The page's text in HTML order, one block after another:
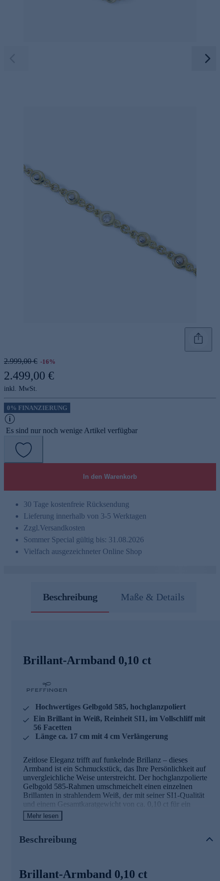
2.999,00 € -16%
2.499,00 €
inkl. MwSt.
0% FINANZIERUNG
Es sind nur noch wenige Artikel verfügbar
In den Warenkorb
30 Tage kostenfreie Rücksendung
Lieferung innerhalb von 3-5 Werktagen
Zzgl.Versandkosten
Sommer Special gültig bis: 31.08.2026
Vielfach ausgezeichneter Online Shop
Beschreibung Maße & Details
Brillant-Armband 0,10 ct
Hochwertiges Gelbgold 585, hochglanzpoliert
Ein Brillant in Weiß, Reinheit SI1, im Vollschliff mit
56 Facetten
Länge ca. 17 cm mit 4 cm Verlängerung
Zeitlose Eleganz trifft auf funkelnde Brillanz – dieses
Armband ist ein Schmuckstück, das Ihre Persönlichkeit auf
unvergleichliche Weise unterstreicht. Der hochglanzpolierte
Gelbgold 585-Rahmen umschmeichelt einen einzelnen
Brillanten in strahlendem Weiß, der mit seiner SI1-Qualität
und einem Gesamtkaratgewicht von ca. 0,10 ct für ein
bezauberndes Funkeln sorgt. Der runde Brillant im
klassischen Vollschliff mit 56 Facetten und einer Tafel ist in
zum strahlenden Mittelpunkt dieses filigranen Accessoires.
einer praktischen 4 cm Verlängerung passt es sich perfekt
Mehr lesen
Beschreibung
Brillant-Armband 0,10 ct